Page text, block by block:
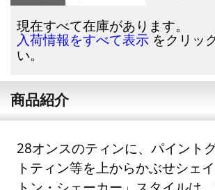
現在すべて在庫があります。
入荷情報をすべて表示 をクリッ
い。
商品紹介
28オンスのティンに、パイント
トティン等を上からかぶせシェ